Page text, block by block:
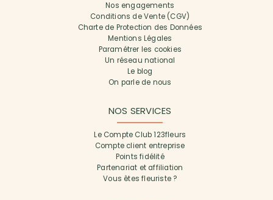
Nos engagements
Conditions de Vente (CGV)
Charte de Protection des Données
Mentions Légales
Paramétrer les cookies
Un réseau national
Le blog
On parle de nous
NOS SERVICES
Le Compte Club 123fleurs
Compte client entreprise
Points fidélité
Partenariat et affiliation
Vous êtes fleuriste ?